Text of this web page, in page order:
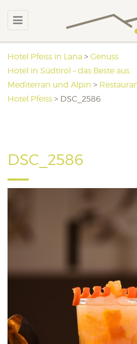
Hotel Pfeiss in Lana > Genuss
Hotel in Südtirol – das Beste aus
Mediterran und Alpin >
Hotel Pfeiss > DSC_2586
DSC_2586